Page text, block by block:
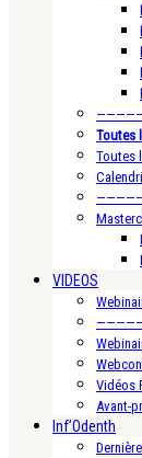
Toutes
Toutes
VIDEOS
Vidéos
Avant-
Inf’Odenth